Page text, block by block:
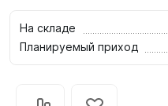
На складе
Планируемый приход